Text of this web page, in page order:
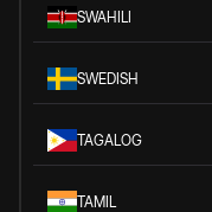
SWAHILI
SWEDISH
TAGALOG
TAMIL